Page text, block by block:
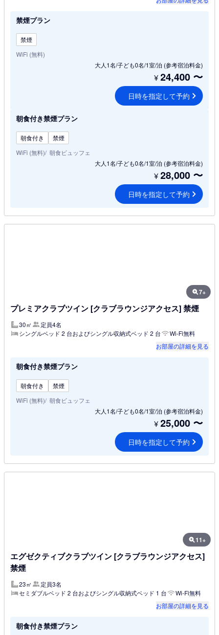
禁煙プラン
禁煙
WiFi (無料)
大人1名/子ども0名/1室/泊 (参考宿泊料金)
¥24,400 〜
日時を指定して予約
朝食付き禁煙プラン
朝食付き
禁煙
WiFi (無料) 朝食ビュッフェ
大人1名/子ども0名/1室/泊 (参考宿泊料金)
¥28,000 〜
日時を指定して予約
7+
プレミアクラブツイン [クラブラウンジアクセス] 禁煙
30㎡
定員4名
シングルベッド 2 台およびシングル収納式ベッド 2 台
Wi-Fi無料
お部屋の詳細を見る
朝食付き禁煙プラン
朝食付き
禁煙
WiFi (無料) 朝食ビュッフェ
大人1名/子ども0名/1室/泊 (参考宿泊料金)
¥25,000 〜
日時を指定して予約
11+
エグゼクティブクラブツイン [クラブラウンジアクセス]
禁煙
23㎡
定員3名
セミダブルベッド 2 台およびシングル収納式ベッド 1 台
Wi-Fi無料
お部屋の詳細を見る
朝食付き禁煙プラン